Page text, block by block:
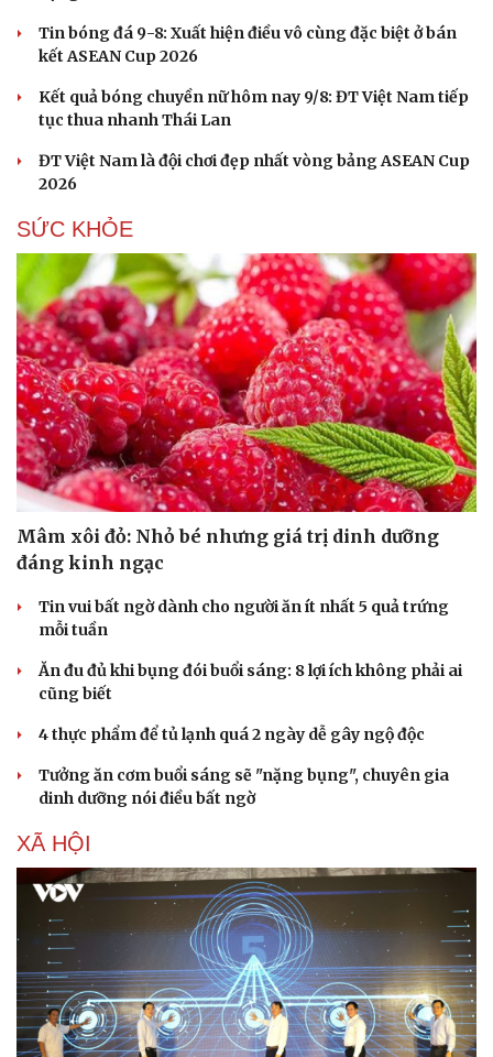
Săn Tour
check-in
Đọc truyện đêm khuya
Kể chuyện cho bé
Hạt giống tâm hồn
Tin bóng đá 9-8: Xuất hiện điều vô cùng đặc biệt ở bán
kết ASEAN Cup 2026
Kết quả bóng chuyền nữ hôm nay 9/8: ĐT Việt Nam tiếp
tục thua nhanh Thái Lan
ĐT Việt Nam là đội chơi đẹp nhất vòng bảng ASEAN Cup
2026
SỨC KHỎE
Mâm xôi đỏ: Nhỏ bé nhưng giá trị dinh dưỡng
đáng kinh ngạc
Tin vui bất ngờ dành cho người ăn ít nhất 5 quả trứng
mỗi tuần
Ăn đu đủ khi bụng đói buổi sáng: 8 lợi ích không phải ai
cũng biết
4 thực phẩm để tủ lạnh quá 2 ngày dễ gây ngộ độc
Tưởng ăn cơm buổi sáng sẽ "nặng bụng", chuyên gia
dinh dưỡng nói điều bất ngờ
XÃ HỘI